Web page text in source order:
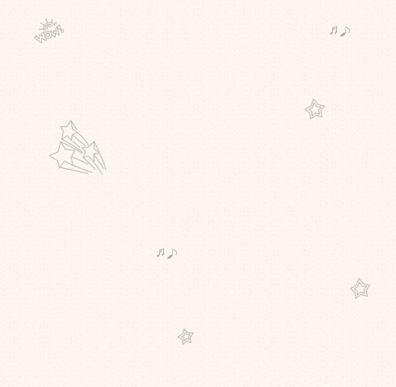
การทดลองใช้โปรแกรม (Intermittent
fasting) IF เดือนที่ 1 วันที่ 6
การทดลองใช้โปรแกรม (Intermittent
fasting) IF เดือนที่ 1_วันที่ 1
ปรแกรม Freeletics สัปดาห์ที่ 1